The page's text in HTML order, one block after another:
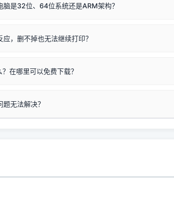
等属于同系列，官方驱动名称通常显示为
等属于同系列，官方驱动名称通常显示为
印机驱动。本站提供的驱动都是站长在实战中高频使用的，
管理器内没有黄色感叹号，且打印测试能正常出纸，就
持WiFi/无线或有线网络打印？（此连接模式最稳定
的图标或按键；
其配置为网络打印模式。如果没有，再采用USB局域网
可直接将传统USB打印机升级为独立网络打
是32位、64位系统还是ARM架构？
位数与架构类型。
快速地查看到当前的操作系统版本以及系统架构。
是搭载骁龙处理器的超薄本、Surface Pro X等
方寻求专门的 ARM 专用驱动。普通电脑用户请忽略
，删不掉也无法继续打印？
左侧「安装维护」
统工具模块下，点击【清空打印任务】按钮，软件将自
在哪里可以免费下载？
死、无法删除的打印队列；
硬件端口；
无法解决？